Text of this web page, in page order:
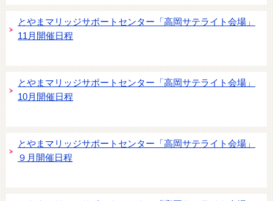
とやまマリッジサポートセンター「高岡サテライト会場」
11月開催日程
とやまマリッジサポートセンター「高岡サテライト会場」
10月開催日程
とやまマリッジサポートセンター「高岡サテライト会場」
９月開催日程